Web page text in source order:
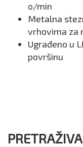
o/min
Metalna
vrhovima za
Ugrađeno u
površinu